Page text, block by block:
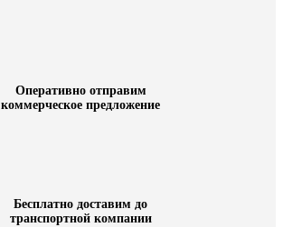
Оперативно отправим
коммерческое предложение
Бесплатно доставим до
транспортной компании